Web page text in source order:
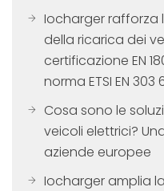
Iocharger rafforza
della ricarica dei
certificazione EN
norma ETSI EN 303
Cosa sono le
veicoli elettrici?
aziende europee
Iocharger amplia